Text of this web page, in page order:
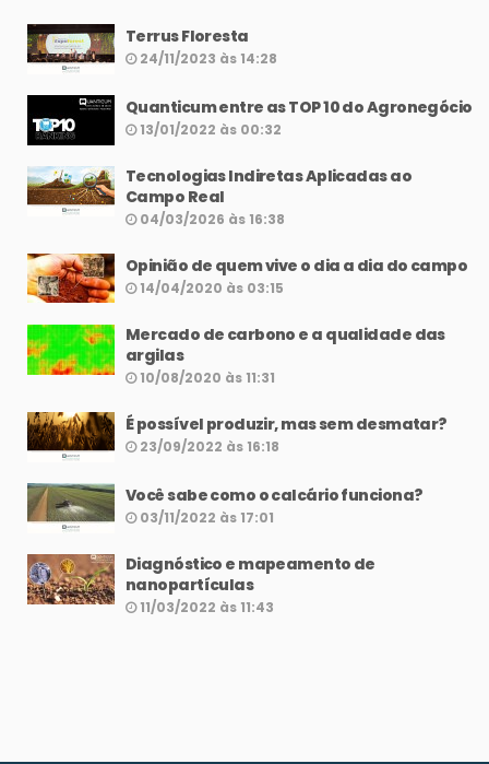
Terrus Floresta
24/11/2023 às 14:28
Quanticum entre as TOP 10 do Agronegócio
13/01/2022 às 00:32
Tecnologias Indiretas Aplicadas ao
Campo Real
04/03/2026 às 16:38
Opinião de quem vive o dia a dia do campo
14/04/2020 às 03:15
Mercado de carbono e a qualidade das
argilas
10/08/2020 às 11:31
É possível produzir, mas sem desmatar?
23/09/2022 às 16:18
Você sabe como o calcário funciona?
03/11/2022 às 17:01
Diagnóstico e mapeamento de
nanopartículas
11/03/2022 às 11:43